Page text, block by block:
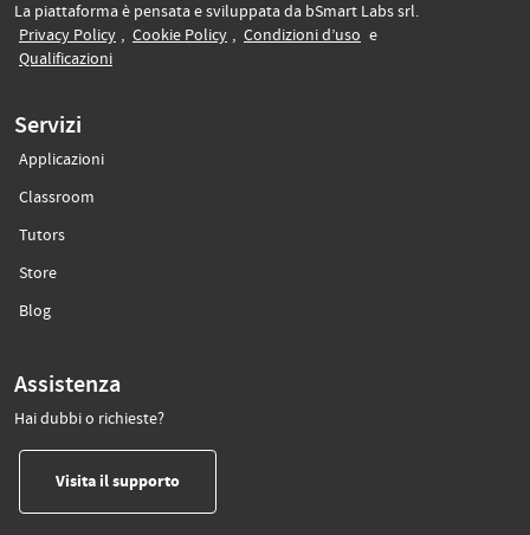
La piattaforma è pensata e sviluppata da bSmart Labs srl.
Privacy Policy(si apre in un’altra scheda)
, Cookie Policy(si apre in un’altra scheda)
, Condizioni d’uso (si apre in un’altra
e
Qualificazioni(si apre in un’altra scheda)
Servizi
Applicazioni
Classroom
Tutors(si apre in un’altra scheda)
Store(si apre in un’altra scheda)
Blog(si apre in un’altra scheda)
Assistenza
Hai dubbi o richieste?
Visita il supporto(si apre in un’altra scheda)